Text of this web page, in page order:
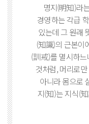
명지(明知)라
경영하는 각급
있는데 그 원래
(知識)의 근본이
(訓戒)를 멸시하
것처럼, 머리로
아니라 몸으로
지(知)는 지식(